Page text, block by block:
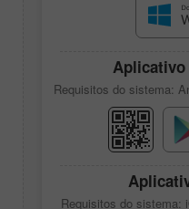
Aplicativo
Requisitos do sistema:
Requisitos do sistema: